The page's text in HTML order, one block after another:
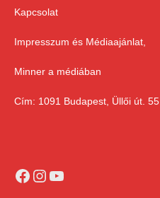
Kapcsolat
Impresszum és Médiaajánlat,
Minner a médiában
Cím: 1091 Budapest, Üllői út. 55.
Facebook
Instagram
YouTube